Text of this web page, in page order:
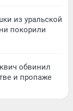
из уральской
покорили
обвинил
и пропаже